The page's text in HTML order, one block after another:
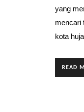
yang
mencari
kota
READ